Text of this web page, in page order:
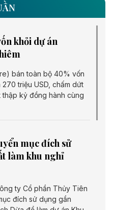
khỏi dự án
bán toàn bộ 40% vốn
triệu USD, chấm dứt
kỷ đồng hành cùng
mục đích sử
làm khu nghỉ
ty Cổ phần Thủy Tiên
đích sử dụng gần